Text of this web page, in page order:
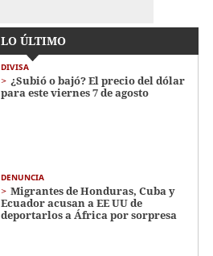
LO ÚLTIMO
DIVISA
¿Subió o bajó? El precio del dólar
para este viernes 7 de agosto
DENUNCIA
Migrantes de Honduras, Cuba y
Ecuador acusan a EE UU de
deportarlos a África por sorpresa